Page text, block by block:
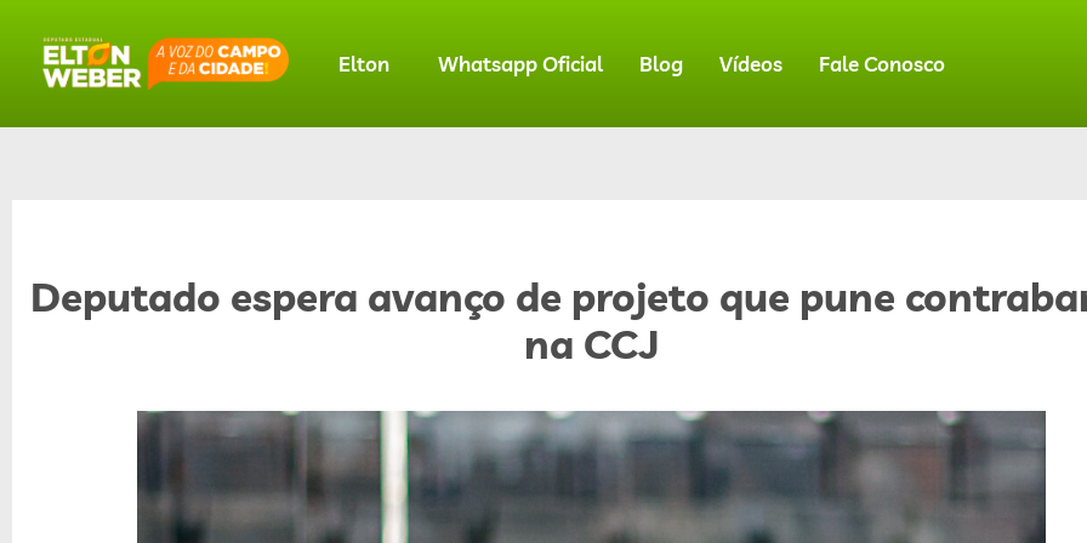
Elton Whatsapp Oficial Blog Vídeos Fale Conosco
Deputado espera avanço de projeto que pune
na CCJ